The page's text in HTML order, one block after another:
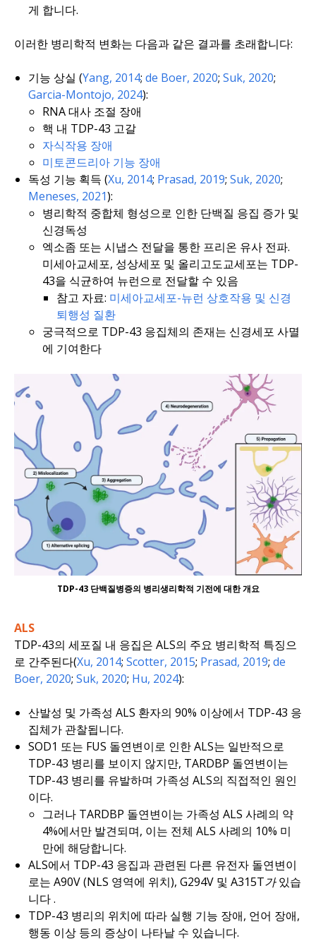
게 합니다.
이러한 병리학적 변화는 다음과 같은 결과를 초래합니다:
기능 상실 (Yang, 2014; de Boer, 2020; Suk, 2020;
Garcia-Montojo, 2024):
RNA 대사 조절 장애
핵 내 TDP-43 고갈
자식작용 장애
미토콘드리아 기능 장애
독성 기능 획득 (Xu, 2014; Prasad, 2019; Suk, 2020;
Meneses, 2021):
병리학적 중합체 형성으로 인한 단백질 응집 증가 및
신경독성
엑소좀 또는 시냅스 전달을 통한 프리온 유사 전파.
미세아교세포, 성상세포 및 올리고도교세포는 TDP-
43을 식균하여 뉴런으로 전달할 수 있음
참고 자료: 미세아교세포-뉴런 상호작용 및 신경
퇴행성 질환
궁극적으로 TDP-43 응집체의 존재는 신경세포 사멸
에 기여한다
TDP-43 단백질병증의 병리생리학적 기전에 대한 개요
ALS
TDP-43의 세포질 내 응집은 ALS의 주요 병리학적 특징으
로 간주된다(Xu, 2014; Scotter, 2015; Prasad, 2019; de
Boer, 2020; Suk, 2020; Hu, 2024):
산발성 및 가족성 ALS 환자의 90% 이상에서 TDP-43 응
집체가 관찰됩니다.
SOD1 또는 FUS 돌연변이로 인한 ALS는 일반적으로
TDP-43 병리를 보이지 않지만, TARDBP 돌연변이는
TDP-43 병리를 유발하며 가족성 ALS의 직접적인 원인
이다.
그러나 TARDBP 돌연변이는 가족성 ALS 사례의 약
4%에서만 발견되며, 이는 전체 ALS 사례의 10% 미
만에 해당합니다.
ALS에서 TDP-43 응집과 관련된 다른 유전자 돌연변이
로는 A90V(NLS 영역에 위치), G294V 및 A315T가있습
니다.
TDP-43 병리의 위치에 따라 실행 기능 장애, 언어 장애,
행동 이상 등의 증상이 나타날 수 있습니다.